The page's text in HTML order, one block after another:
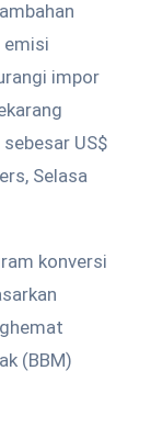
emisi
impor
US$
Selasa
konversi
(BBM)